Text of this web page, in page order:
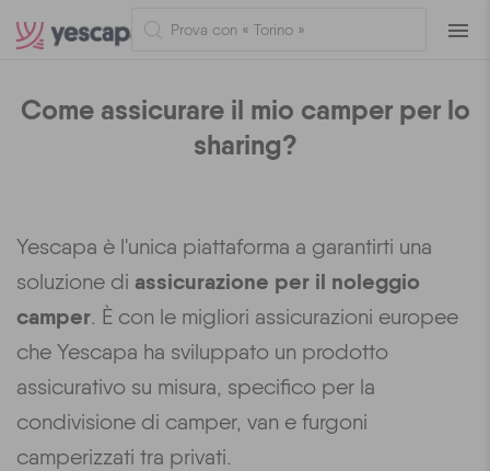
Come assicurare il mio camper per lo
sharing?
Yescapa è l'unica piattaforma a garantirti una
soluzione di assicurazione per il noleggio
camper. È con le migliori assicurazioni europee
che Yescapa ha sviluppato un prodotto
assicurativo su misura, specifico per la
condivisione di camper, van e furgoni
camperizzati tra privati.